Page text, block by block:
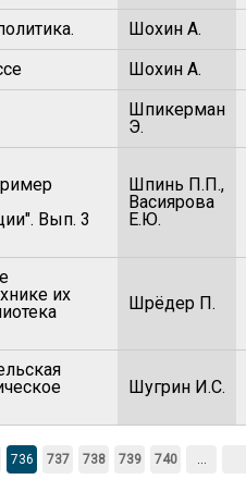
Шохин А.
Шохин А.
Шпикерман
Э.
Вып. 3
Шпинь П.П.,
Васиярова
Е.Ю.
их
Шрёдер П.
Шугрин И.С.
736 737 738 739 740 …